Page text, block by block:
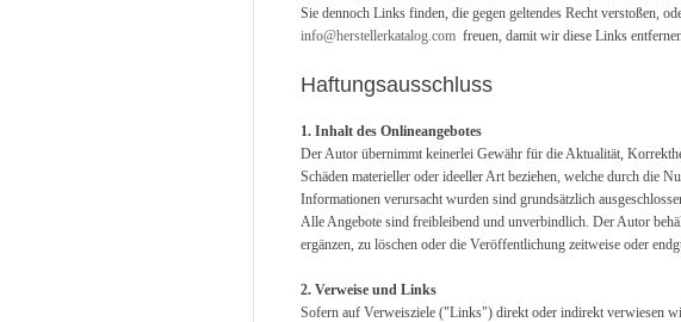
Sie dennoch Links finden, die gegen geltendes Recht verstoßen,
info@herstellerkatalog.com freuen, damit wir diese Links
Haftungsausschluss
1. Inhalt des Onlineangebotes
Der Autor übernimmt keinerlei Gewähr für die Aktualität,
Schäden materieller oder ideeller Art beziehen, welche durch die
Informationen verursacht wurden sind grundsätzlich
Alle Angebote sind freibleibend und unverbindlich. Der Autor
ergänzen, zu löschen oder die Veröffentlichung zeitweise oder
2. Verweise und Links
Sofern auf Verweisziele ("Links") direkt oder indirekt verwiesen